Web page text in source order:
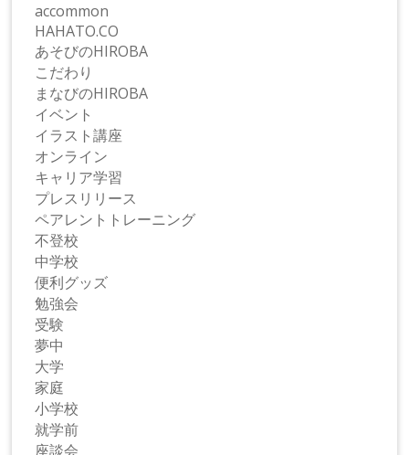
accommon
HAHATO.CO
あそびのHIROBA
こだわり
まなびのHIROBA
イベント
イラスト講座
オンライン
キャリア学習
プレスリリース
ペアレントトレーニング
不登校
中学校
便利グッズ
勉強会
受験
夢中
大学
家庭
小学校
就学前
座談会